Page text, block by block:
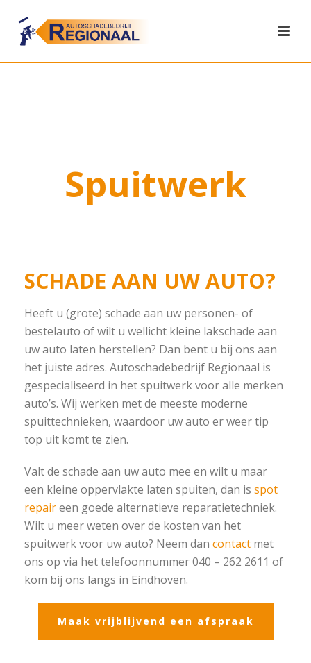
Spuitwerk
SCHADE AAN UW AUTO?
Heeft u (grote) schade aan uw personen- of
bestelauto of wilt u wellicht kleine lakschade aan
uw auto laten herstellen? Dan bent u bij ons aan
het juiste adres. Autoschadebedrijf Regionaal is
gespecialiseerd in het spuitwerk voor alle merken
auto’s. Wij werken met de meeste moderne
spuittechnieken, waardoor uw auto er weer tip
top uit komt te zien.
Valt de schade aan uw auto mee en wilt u maar
een kleine oppervlakte laten spuiten, dan is spot
repaireen goede alternatieve reparatietechniek.
Wilt u meer weten over de kosten van het
spuitwerk voor uw auto? Neem dan contact met
ons op via het telefoonnummer 040 – 262 2611 of
kom bij ons langs in Eindhoven.
Maak vrijblijvend een afspraak